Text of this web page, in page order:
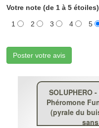
Votre note (de 1 à 5 étoiles)
1 2 3 4 5
Poster votre avis
SOLUPHERO
Phéromone
(pyrale du